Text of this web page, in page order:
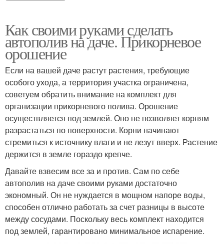
Как своими руками сделать
автополив на даче. Прикорневое
орошение
Если на вашей даче растут растения, требующие
особого ухода, а территория участка ограничена,
советуем обратить внимание на комплект для
организации прикорневого полива. Орошение
осуществляется под землей. Оно не позволяет корням
разрастаться по поверхности. Корни начинают
стремиться к источнику влаги и не лезут вверх. Растение
держится в земле гораздо крепче.
Давайте взвесим все за и против. Сам по себе
автополив на даче своими руками достаточно
экономный. Он не нуждается в мощном напоре воды,
способен отлично работать за счет разницы в высоте
между сосудами. Поскольку весь комплект находится
под землей, гарантировано минимальное испарение.